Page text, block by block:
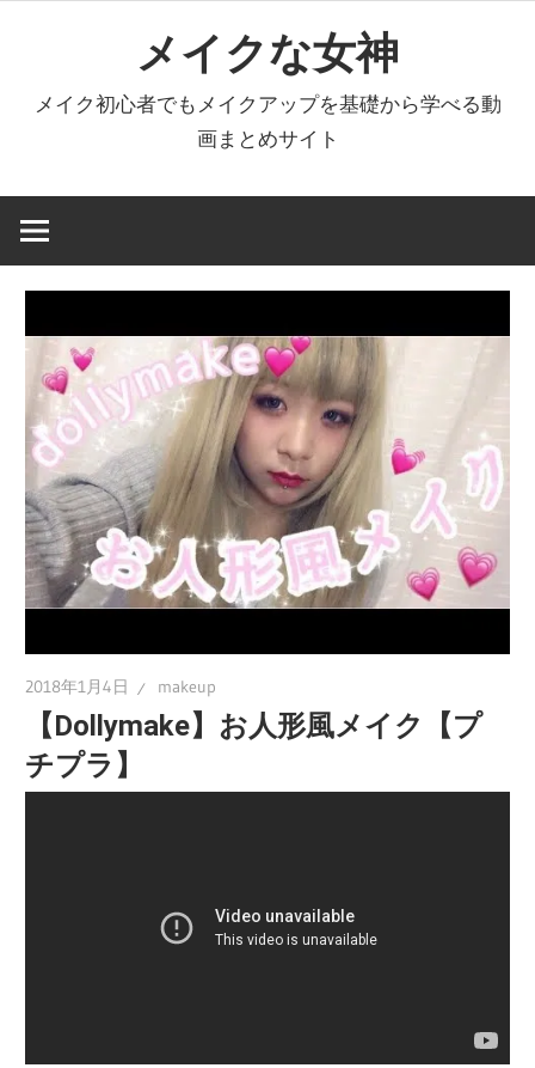
へ
キ
メイクな女神
メイク初心者でもメイクアップを基礎から学べる動
画まとめサイト
2018年1月4日 makeup
【Dollymake】お人形風メイク【プ
チプラ】